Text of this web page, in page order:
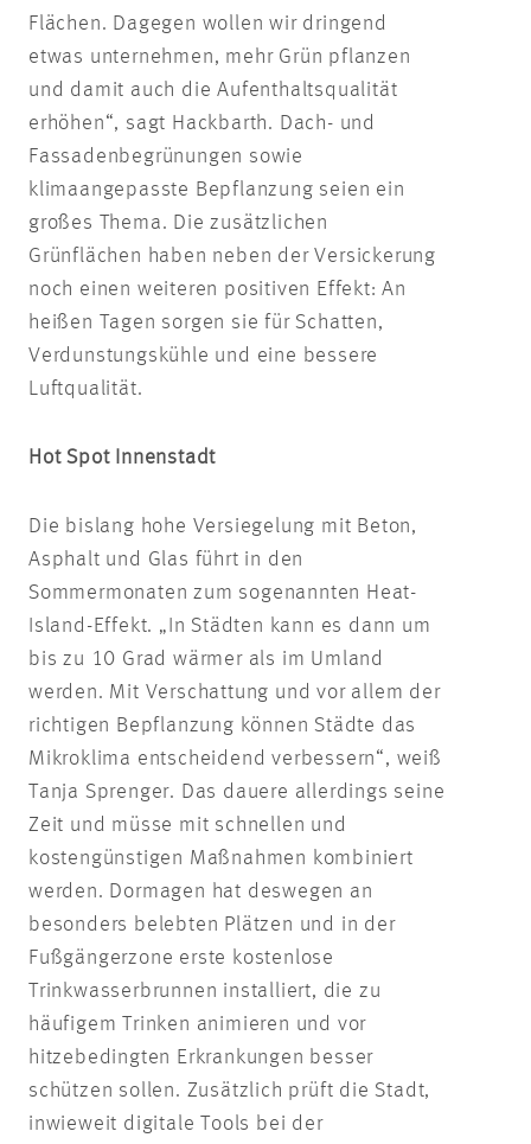
Flächen. Dagegen wollen wir dringend
etwas unternehmen, mehr Grün pflanzen
und damit auch die Aufenthaltsqualität
erhöhen“, sagt Hackbarth. Dach- und
Fassadenbegrünungen sowie
klimaangepasste Bepflanzung seien ein
großes Thema. Die zusätzlichen
Grünflächen haben neben der Versickerung
noch einen weiteren positiven Effekt: An
heißen Tagen sorgen sie für Schatten,
Verdunstungskühle und eine bessere
Luftqualität.
Hot Spot Innenstadt
Die bislang hohe Versiegelung mit Beton,
Asphalt und Glas führt in den
Sommermonaten zum sogenannten Heat-
Island-Effekt. „In Städten kann es dann um
bis zu 10 Grad wärmer als im Umland
werden. Mit Verschattung und vor allem der
richtigen Bepflanzung können Städte das
Mikroklima entscheidend verbessern“, weiß
Tanja Sprenger. Das dauere allerdings seine
Zeit und müsse mit schnellen und
kostengünstigen Maßnahmen kombiniert
werden. Dormagen hat deswegen an
besonders belebten Plätzen und in der
Fußgängerzone erste kostenlose
Trinkwasserbrunnen installiert, die zu
häufigem Trinken animieren und vor
hitzebedingten Erkrankungen besser
schützen sollen. Zusätzlich prüft die Stadt,
inwieweit digitale Tools bei der